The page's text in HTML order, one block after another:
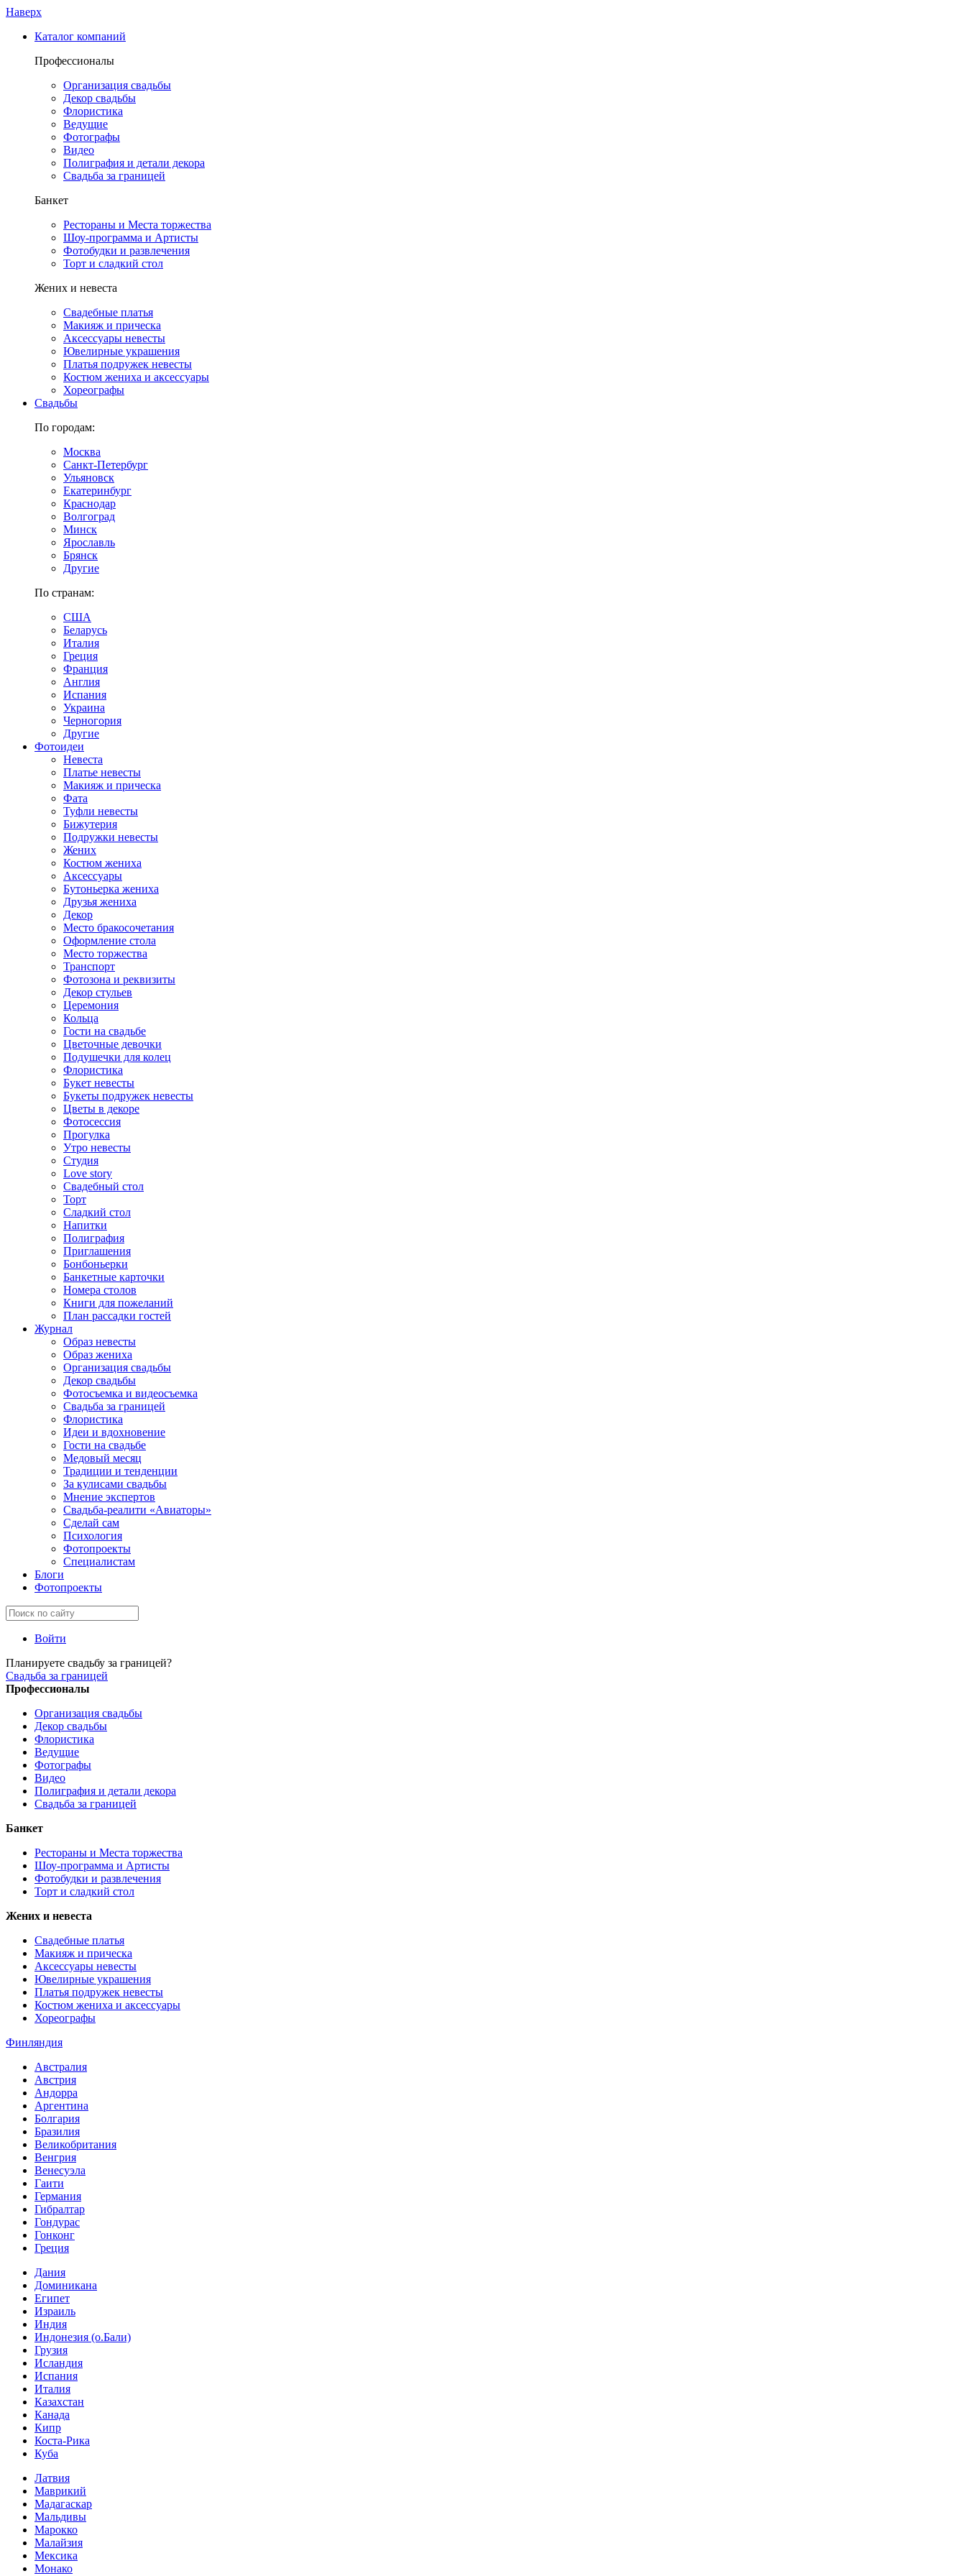
Наверх
Каталог компаний
Профессионалы
Организация свадьбы
Декор свадьбы
Флористика
Ведущие
Фотографы
Видео
Полиграфия и детали декора
Свадьба за границей
Банкет
Рестораны и Места торжества
Шоу-программа и Артисты
Фотобудки и развлечения
Торт и сладкий стол
Жених и невеста
Свадебные платья
Макияж и прическа
Аксессуары невесты
Ювелирные украшения
Платья подружек невесты
Костюм жениха и аксессуары
Хореографы
Свадьбы
По городам:
Москва
Санкт-Петербург
Ульяновск
Екатеринбург
Краснодар
Волгоград
Минск
Ярославль
Брянск
Другие
По странам:
США
Беларусь
Италия
Греция
Франция
Англия
Испания
Украина
Черногория
Другие
Фотоидеи
Невеста
Платье невесты
Макияж и прическа
Фата
Туфли невесты
Бижутерия
Подружки невесты
Жених
Костюм жениха
Аксессуары
Бутоньерка жениха
Друзья жениха
Декор
Место бракосочетания
Оформление стола
Место торжества
Транспорт
Фотозона и реквизиты
Декор стульев
Церемония
Кольца
Гости на свадьбе
Цветочные девочки
Подушечки для колец
Флористика
Букет невесты
Букеты подружек невесты
Цветы в декоре
Фотосессия
Прогулка
Утро невесты
Студия
Love story
Свадебный стол
Торт
Сладкий стол
Напитки
Полиграфия
Приглашения
Бонбоньерки
Банкетные карточки
Номера столов
Книги для пожеланий
План рассадки гостей
Журнал
Образ невесты
Образ жениха
Организация свадьбы
Декор свадьбы
Фотосъемка и видеосъемка
Свадьба за границей
Флористика
Идеи и вдохновение
Гости на свадьбе
Медовый месяц
Традиции и тенденции
За кулисами свадьбы
Мнение экспертов
Свадьба-реалити «Авиаторы»
Сделай сам
Психология
Фотопроекты
Специалистам
Блоги
Фотопроекты
Войти
Планируете свадьбу за границей?
Свадьба за границей
Профессионалы
Организация свадьбы
Декор свадьбы
Флористика
Ведущие
Фотографы
Видео
Полиграфия и детали декора
Свадьба за границей
Банкет
Рестораны и Места торжества
Шоу-программа и Артисты
Фотобудки и развлечения
Торт и сладкий стол
Жених и невеста
Свадебные платья
Макияж и прическа
Аксессуары невесты
Ювелирные украшения
Платья подружек невесты
Костюм жениха и аксессуары
Хореографы
Финляндия
Австралия
Австрия
Андорра
Аргентина
Болгария
Бразилия
Великобритания
Венгрия
Венесуэла
Гаити
Германия
Гибралтар
Гондурас
Гонконг
Греция
Дания
Доминикана
Египет
Израиль
Индия
Индонезия (о.Бали)
Грузия
Исландия
Испания
Италия
Казахстан
Канада
Кипр
Коста-Рика
Куба
Латвия
Маврикий
Мадагаскар
Мальдивы
Марокко
Малайзия
Мексика
Монако